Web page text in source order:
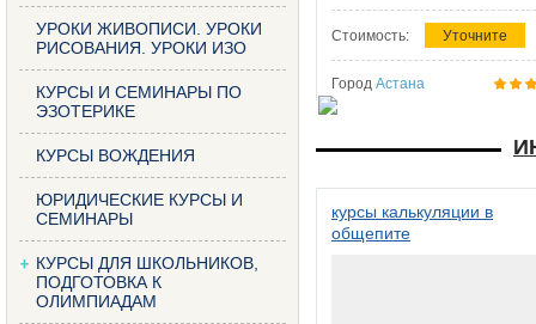
УРОКИ ЖИВОПИСИ. УРОКИ
РИСОВАНИЯ. УРОКИ ИЗО
КУРСЫ И СЕМИНАРЫ ПО
ЭЗОТЕРИКЕ
КУРСЫ ВОЖДЕНИЯ
ЮРИДИЧЕСКИЕ КУРСЫ И
СЕМИНАРЫ
КУРСЫ ДЛЯ ШКОЛЬНИКОВ,
ПОДГОТОВКА К
ОЛИМПИАДАМ
Стоимость: Уточните
Город Астана
курсы калькуляции в
общепите